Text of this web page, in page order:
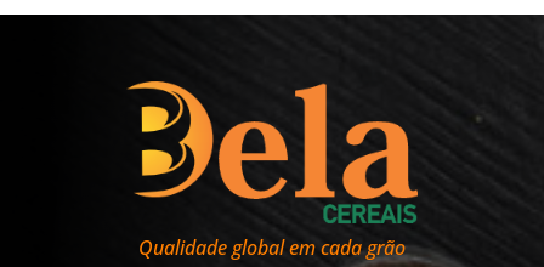
Qualidade global em cada grão